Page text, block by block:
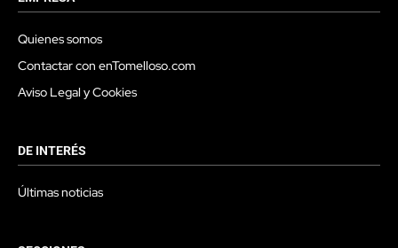
Quienes somos
Contactar con enTomelloso.com
Aviso Legal y Cookies
DE INTERÉS
Últimas noticias